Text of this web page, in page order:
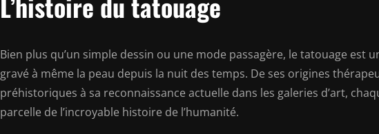
Bien plus qu’un simple dessin ou une mode passagère, le tatouage est
gravé à même la peau depuis la nuit des temps. De ses origines
préhistoriques à sa reconnaissance actuelle dans les galeries d’art,
parcelle de l’incroyable histoire de l’humanité.